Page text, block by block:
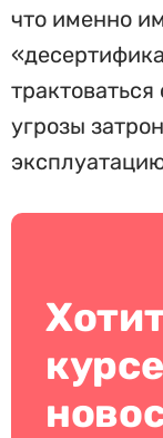
что именно
угрозы